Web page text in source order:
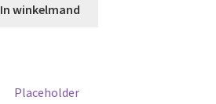
In winkelmand